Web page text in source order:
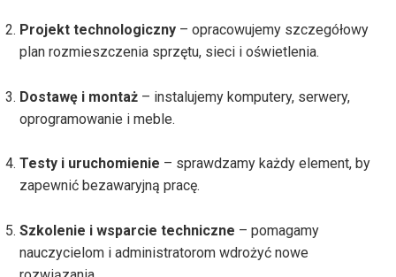
Projekt technologiczny – opracowujemy szczegółowy
plan rozmieszczenia sprzętu, sieci i oświetlenia.
Dostawę i montaż – instalujemy komputery, serwery,
oprogramowanie i meble.
Testy i uruchomienie – sprawdzamy każdy element, by
zapewnić bezawaryjną pracę.
Szkolenie i wsparcie techniczne – pomagamy
nauczycielom i administratorom wdrożyć nowe